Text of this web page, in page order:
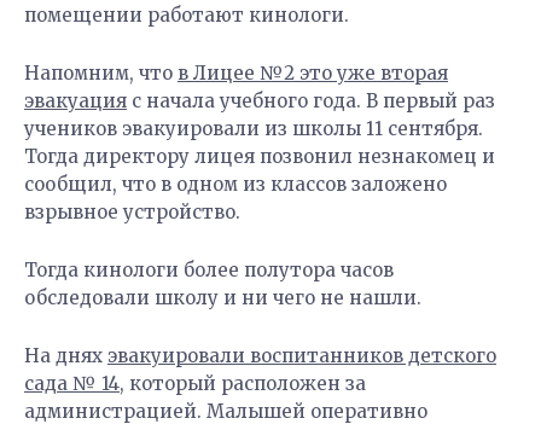
помещении работают кинологи.
Напомним, что в Лицее №2 это уже вторая
эвакуация с начала учебного года. В первый раз
учеников эвакуировали из школы 11 сентября.
Тогда директору лицея позвонил незнакомец и
сообщил, что в одном из классов заложено
взрывное устройство.
Тогда кинологи более полутора часов
обследовали школу и ни чего не нашли.
На днях эвакуировали воспитанников детского
сада № 14, который расположен за
администрацией. Малышей оперативно